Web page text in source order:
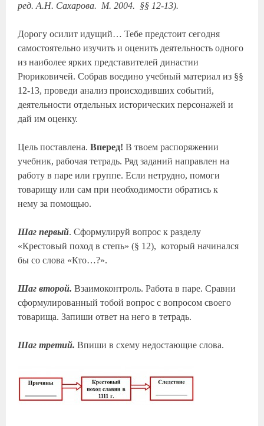
ред. А.Н. Сахарова. М. 2004. §§ 12-13).
Дорогу осилит идущий… Тебе предстоит сегодня
самостоятельно изучить и оценить деятельность одного
из наиболее ярких представителей династии
Рюриковичей. Собрав воедино учебный материал из §§
12-13, проведи анализ происходивших событий,
деятельности отдельных исторических персонажей и
дай им оценку.
Цель поставлена.Вперед!В твоем распоряжении
учебник, рабочая тетрадь. Ряд заданий направлен на
работу в паре или группе. Если нетрудно, помоги
товарищу или сам при необходимости обратись к
нему за помощью.
Шаг первый. Сформулируй вопрос к разделу
«Крестовый поход в степь» (§ 12), который начинался
бы со слова «Кто…?».
Шаг второй. Взаимоконтроль. Работа в паре. Сравни
сформулированный тобой вопрос с вопросом своего
товарища. Запиши ответ на него в тетрадь.
Шаг третий.Впиши в схему недостающие слова.